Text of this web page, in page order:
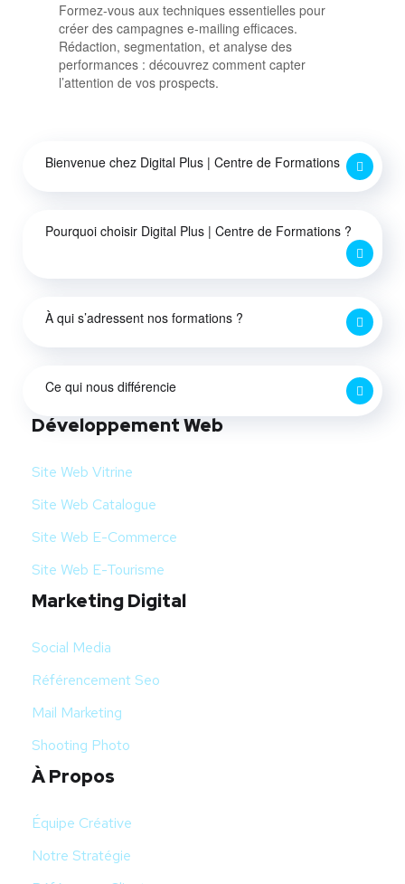
Formez-vous aux techniques essentielles pour
créer des campagnes e-mailing efficaces.
Rédaction, segmentation, et analyse des
performances : découvrez comment capter
l’attention de vos prospects.
Bienvenue chez Digital Plus | Centre de Formations
Pourquoi choisir Digital Plus | Centre de Formations ?
À qui s’adressent nos formations ?
Ce qui nous différencie
Développement Web
Site Web Vitrine
Site Web Catalogue
Site Web E-Commerce
Site Web E-Tourisme
Marketing Digital
Social Media
Référencement Seo
Mail Marketing
Shooting Photo
À Propos
Équipe Créative
Notre Stratégie